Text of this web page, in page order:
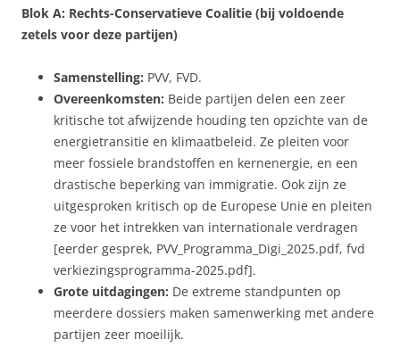
Blok A: Rechts-Conservatieve Coalitie (bij voldoende
zetels voor deze partijen)
Samenstelling: PVV, FVD.
Overeenkomsten: Beide partijen delen een zeer
kritische tot afwijzende houding ten opzichte van de
energietransitie en klimaatbeleid. Ze pleiten voor
meer fossiele brandstoffen en kernenergie, en een
drastische beperking van immigratie. Ook zijn ze
uitgesproken kritisch op de Europese Unie en pleiten
ze voor het intrekken van internationale verdragen
[eerder gesprek, PVV_Programma_Digi_2025.pdf, fvd
verkiezingsprogramma-2025.pdf].
Grote uitdagingen: De extreme standpunten op
meerdere dossiers maken samenwerking met andere
partijen zeer moeilijk.